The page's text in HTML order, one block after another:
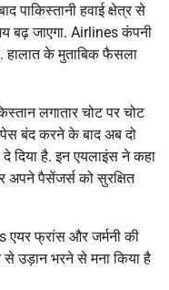
हवाई क्षेत्र से
बढ़ जाएगा. Airlines कंपनी
हालात के मुताबिक फैसला
लगातार चोट पर चोट
बंद करने के बाद अब दो
दिया है. इन एयलाइंस ने कहा
पैसेंजर्स को सुरक्षित
एयर फ्रांस और जर्मनी की
से उड़ान भरने से मना किया है